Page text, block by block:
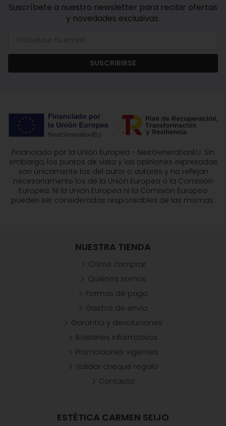
Suscríbete a nuestro newsletter para recibir ofertas
y novedades exclusivas.
SUSCRIBIRSE
Financiado por la Unión Europea - NextGenerationEU. Sin
embargo, los puntos de vista y las opiniones expresadas
son únicamente los del autor o autores y no reflejan
necesariamente los de la Unión Europea o la Comisión
Europea. Ni la Unión Europea ni la Comisión Europea
pueden ser consideradas responsables de las mismas.
ESTÉTICA CARMEN SEIJO
NUESTRA TIENDA
Cómo comprar
Quiénes somos
Formas de pago
Gastos de envío
Garantía y devoluciones
Boletines informativos
Promociones vigentes
Validar cheque regalo
Contacto